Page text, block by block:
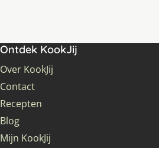
Ontdek KookJij
Over KookJij
Contact
Recepten
Blog
Mijn KookJij